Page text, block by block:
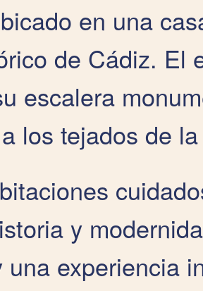
en una
de Cádiz. El
escalera
los tejados de
y
una experiencia